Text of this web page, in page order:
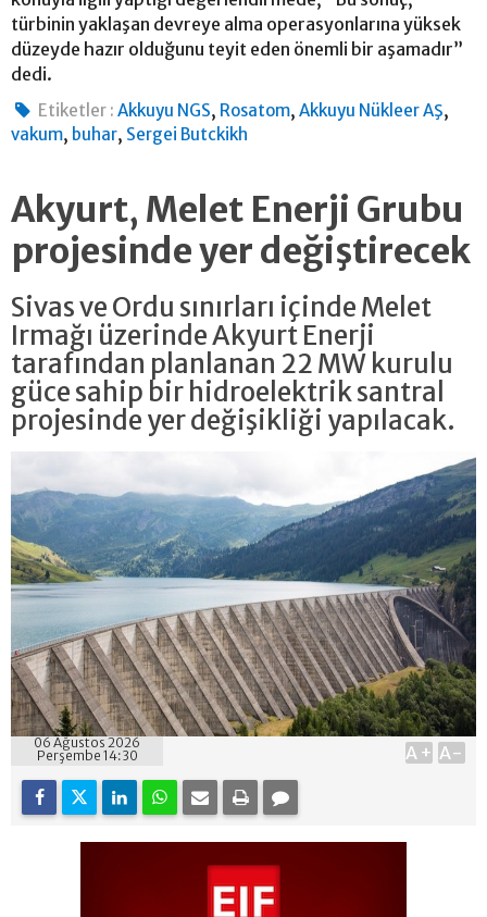
türbinin yaklaşan devreye alma operasyonlarına yüksek
düzeyde hazır olduğunu teyit eden önemli bir aşamadır”
dedi.
Etiketler : Akkuyu NGS, Rosatom,Akkuyu Nükleer AŞ,
vakum, buhar, Sergei Butckikh
Akyurt, Melet Enerji Grubu
projesinde yer değiştirecek
Sivas ve Ordu sınırları içinde Melet
Irmağı üzerinde Akyurt Enerji
tarafından planlanan 22 MW kurulu
güce sahip bir hidroelektrik santral
projesinde yer değişikliği yapılacak.
06 Ağustos 2026
Perşembe 14:30
A+ A-